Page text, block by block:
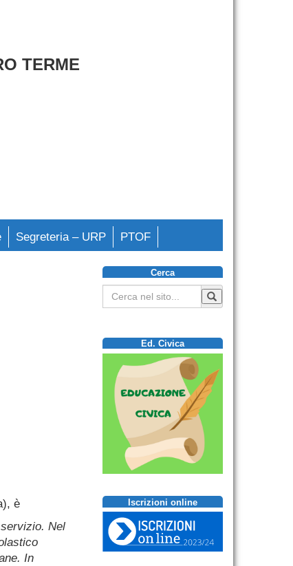
TERME
Segreteria – URP PTOF
è
Nel
In
Cerca
Ed. Civica
Iscrizioni online